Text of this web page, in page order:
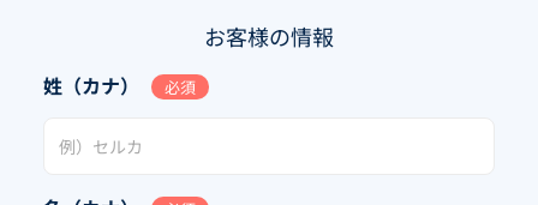
お客様の情報
姓（カナ） 必須